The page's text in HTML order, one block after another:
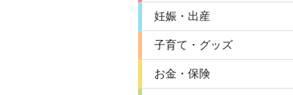
妊娠・出産
子育て・グッズ
お金・保険